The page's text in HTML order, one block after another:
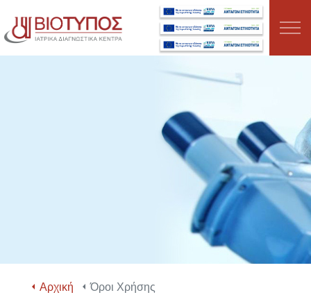
Μετάβαση στο κύριο περιεχόμενο
ΕΥΚΑΙΡΙΕΣ ΚΑΡΙΕΡΑΣ
Αρχική Όροι Χρήσης